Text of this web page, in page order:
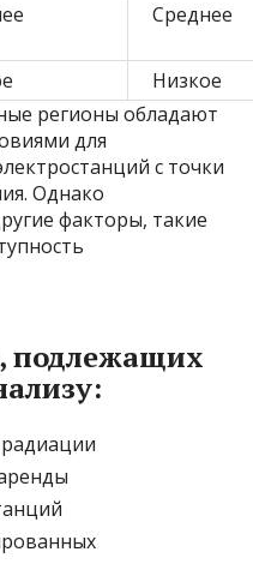
Среднее
Низкое
регионы обладают
для
с точки
Однако
факторы, такие
подлежащих